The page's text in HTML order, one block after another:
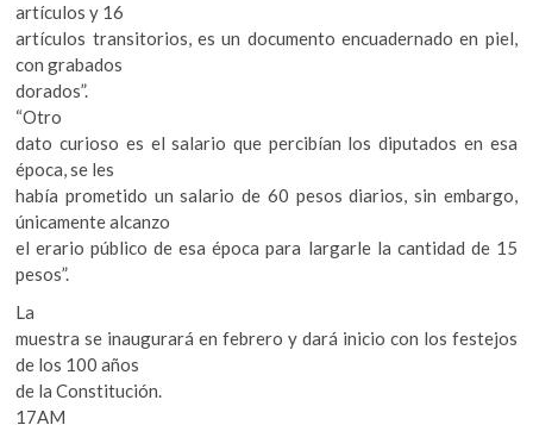
artículos y 16
artículos transitorios, es un documento encuadernado en piel,
con grabados
dorados”.
“Otro
dato curioso es el salario que percibían los diputados en esa
época, se les
había prometido un salario de 60 pesos diarios, sin embargo,
únicamente alcanzo
el erario público de esa época para largarle la cantidad de 15
pesos”.
La
muestra se inaugurará en febrero y dará inicio con los festejos
de los 100 años
de la Constitución.
17AM